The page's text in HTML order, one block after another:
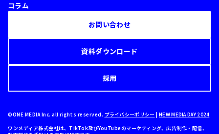
コラム
お問い合わせ
資料ダウンロード
採用
©ONE MEDIA Inc. all rights reserved. プライバシーポリシー | NEW MEDIA DAY 2024
ワンメディア株式会社は、TikTok及びYouTubeのマーケティング、広告制作・配信、